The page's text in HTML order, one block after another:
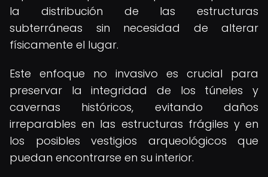
la distribución de las estructuras
subterráneas sin necesidad de alterar
físicamente el lugar.
Este enfoque no invasivo es crucial para
preservar la integridad de los túneles y
cavernas históricos, evitando daños
irreparables en las estructuras frágiles y en
los posibles vestigios arqueológicos que
puedan encontrarse en su interior.